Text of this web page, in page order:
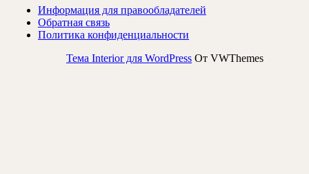
Информация для правообладателей
Обратная связь
Политика конфиденциальности
Тема Interior для WordPress От VWThemes